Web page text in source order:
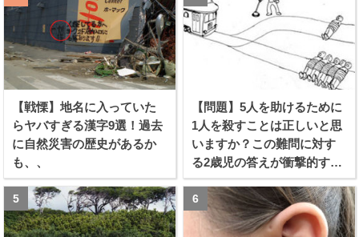
【戦慄】地名に入っていた
らヤバすぎる漢字9選！過去
に自然災害の歴史があるか
も、、
【問題】5人を助けるために
1人を殺すことは正しいと思
いますか？この難問に対す
る2歳児の答えが衝撃的すぎ
る！！